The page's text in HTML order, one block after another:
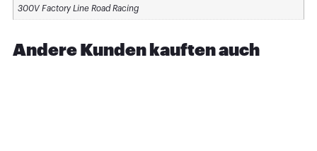
300V Factory Line Road Racing
Andere Kunden kauften auch